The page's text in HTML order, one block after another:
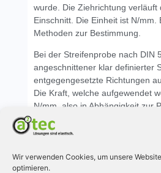
Wir verwenden Cookies, um unsere
optimieren.
wurde. Die Ziehrichtung verläuft
Einschnitt. Die Einheit ist N/mm.
Methoden zur Bestimmung.
Bei der Streifenprobe nach DIN
angeschnittener klar definierter
entgegengesetzte Richtungen
Die Kraft, welche aufgewendet
N/mm, also in Abhängigkeit zur
angegeben.
hingegen eine eingeschnittene
verwendet.